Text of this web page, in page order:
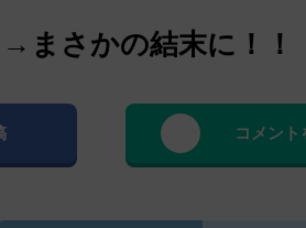
まさかの結末に！！
コメント